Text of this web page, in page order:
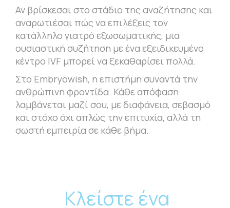
Αν βρίσκεσαι στο στάδιο της αναζήτησης και
αναρωτιέσαι πώς να επιλέξεις τον
κατάλληλο γιατρό εξωσωματικής, μια
ουσιαστική συζήτηση με ένα εξειδικευμένο
κέντρο IVF μπορεί να ξεκαθαρίσει πολλά.
Στο Embryowish, η επιστήμη συναντά την
ανθρώπινη φροντίδα. Κάθε απόφαση
λαμβάνεται μαζί σου, με διαφάνεια, σεβασμό
και στόχο όχι απλώς την επιτυχία, αλλά τη
σωστή εμπειρία σε κάθε βήμα.
Κλείστε ένα